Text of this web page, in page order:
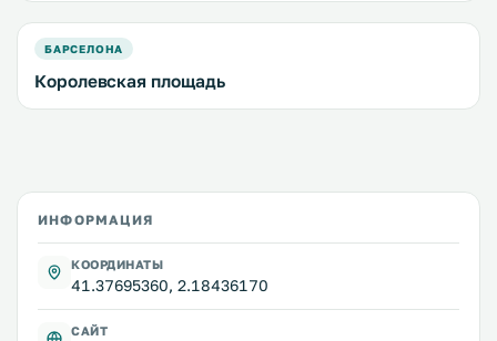
БАРСЕЛОНА
Королевская площадь
ИНФОРМАЦИЯ
КООРДИНАТЫ
41.37695360, 2.18436170
САЙТ